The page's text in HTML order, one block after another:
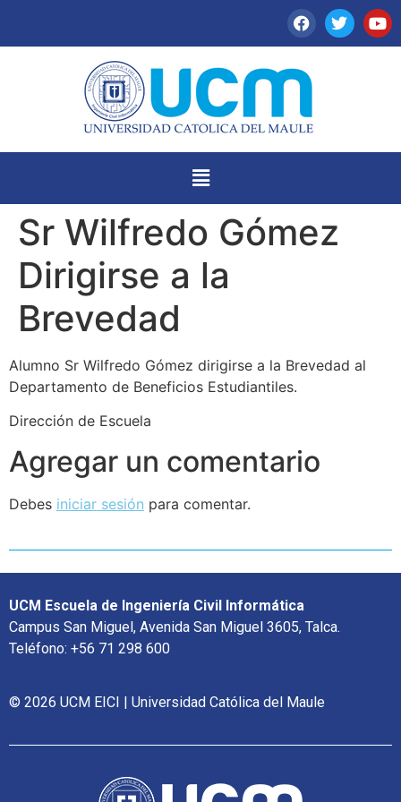
Sr Wilfredo Gómez
Dirigirse a la
Brevedad
Alumno Sr Wilfredo Gómez dirigirse a la Brevedad al
Departamento de Beneficios Estudiantiles.
Dirección de Escuela
Agregar un comentario
Debes iniciar sesión para comentar.
UCM Escuela de Ingeniería Civil Informática
Campus San Miguel, Avenida San Miguel 3605, Talca.
Teléfono: +56 71 298 600
© 2026 UCM EICI | Universidad Católica del Maule